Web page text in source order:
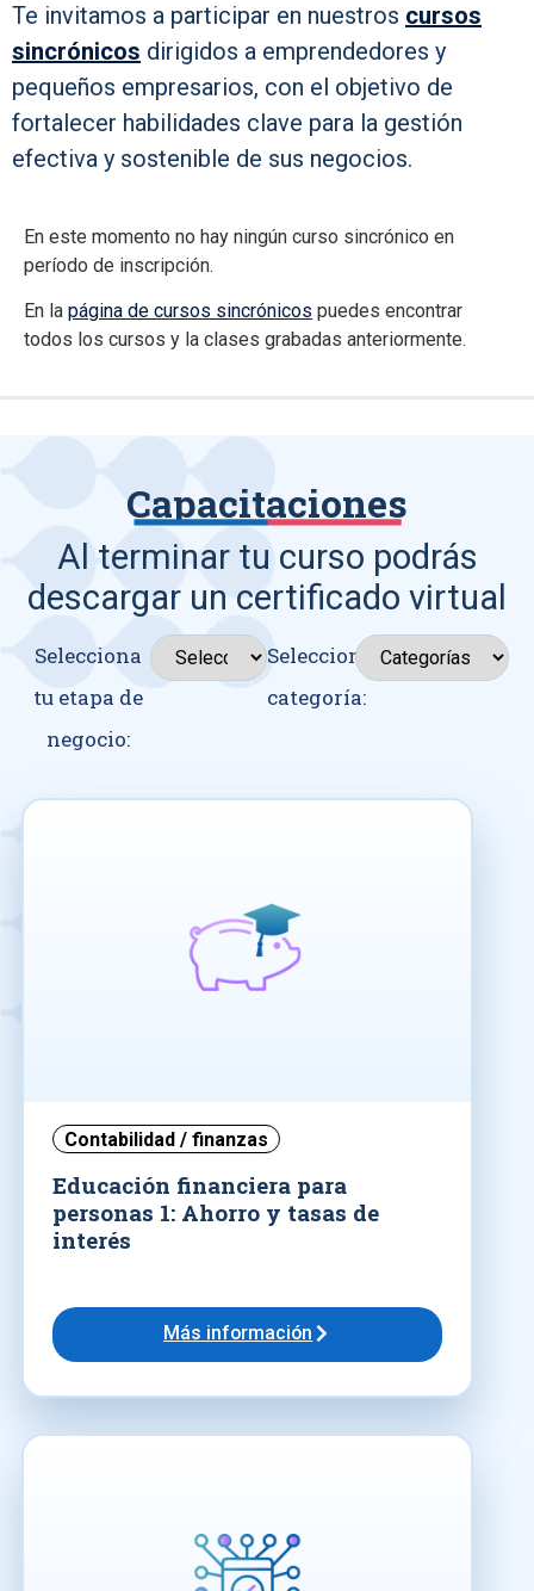
Te invitamos a participar en nuestros cursos
sincrónicos dirigidos a emprendedores y
pequeños empresarios, con el objetivo de
fortalecer habilidades clave para la gestión
efectiva y sostenible de sus negocios.
En este momento no hay ningún curso sincrónico en
período de inscripción.
En la página de cursos sincrónicos puedes encontrar
todos los cursos y la clases grabadas anteriormente.
Capacitaciones
Al terminar tu curso podrás
descargar un certificado virtual
Selecciona
tu etapa de
negocio:
Seleccionar
categoría:
Contabilidad / finanzas
Educación financiera para
personas 1: Ahorro y tasas de
interés
Más información